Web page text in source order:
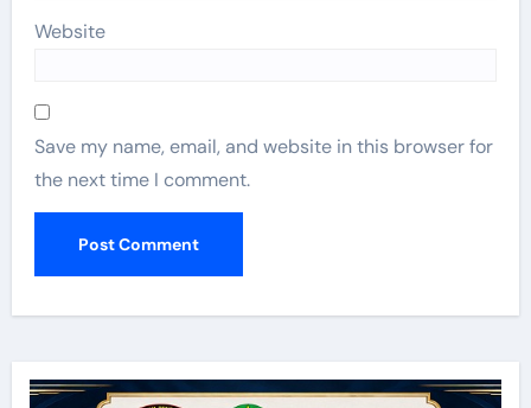
Website
Save my name, email, and website in this browser for
the next time I comment.